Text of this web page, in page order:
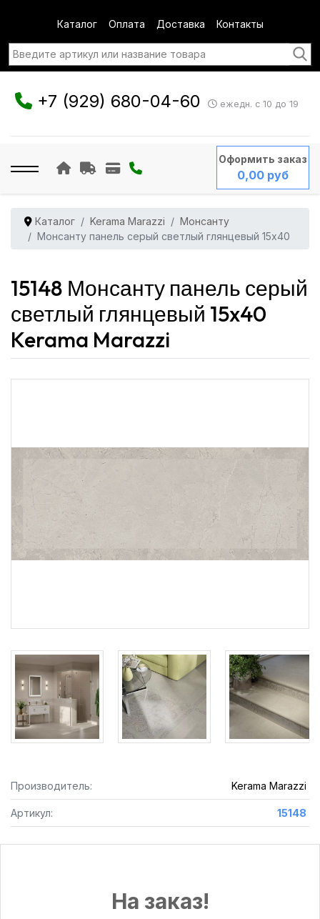
Каталог Оплата Доставка Контакты
+7 (929) 680-04-60 ежедн. с 10 до 19
Оформить заказ
0,00 руб
Каталог Kerama Marazzi
Монсанту
Монсанту панель серый светлый глянцевый 15x40
15148 Монсанту панель серый
светлый глянцевый 15x40
Kerama Marazzi
Производитель: Kerama Marazzi
Артикул: 15148
На заказ!